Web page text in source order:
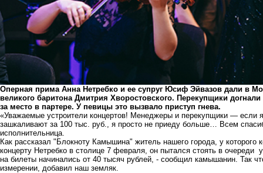
Оперная прима Анна Нетребко и ее супруг Юсиф Эйвазов дали в
великого баритона Дмитрия Хворостовского. Перекупщики
за место в партере. У певицы это вызвало приступ гнева.
«Уважаемые устроители концертов! Менеджеры и перекупщики — если
зашкаливают за 100 тыс. руб., я просто не приеду больше… Всем
исполнительница.
Как рассказал "Блокноту Камышина" житель нашего города, у
концерту Нетребко в столице 7 февраля, он пытался стоять в
на билеты начинались от 40 тысяч рублей, - сообщил камышанин. Так
измерении, добавил наш земляк.